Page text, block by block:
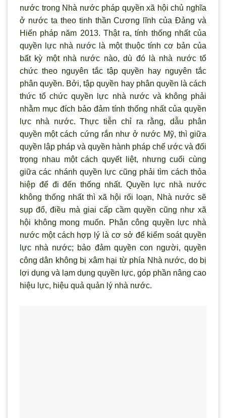
nước trong Nhà nước pháp quyền xã hội chủ nghĩa
ở nước ta theo tinh thần Cương lĩnh của Đảng và
Hiến pháp năm 2013. Thật ra, tính thống nhất của
quyền lực nhà nước là một thuộc tính cơ bản của
bất kỳ một nhà nước nào, dù đó là nhà nước tổ
chức theo nguyên tắc tập quyền hay nguyên tắc
phân quyền. Bởi, tập quyền hay phân quyền là cách
thức tổ chức quyền lực nhà nước và không phải
nhằm mục đích bảo đảm tính thống nhất của quyền
lực nhà nước. Thực tiễn chỉ ra rằng, dẫu phân
quyền một cách cứng rắn như ở nước Mỹ, thì giữa
quyền lập pháp và quyền hành pháp chế ước và đối
trọng nhau một cách quyết liệt, nhưng cuối cùng
giữa các nhánh quyền lực cũng phải tìm cách thỏa
hiệp để đi đến thống nhất. Quyền lực nhà nước
không thống nhất thì xã hội rối loạn, Nhà nước sẽ
sụp đổ, điều mà giai cấp cầm quyền cũng như xã
hội không mong muốn. Phân công quyền lực nhà
nước một cách hợp lý là cơ sở để kiểm soát quyền
lực nhà nước; bảo đảm quyền con người, quyền
công dân không bị xâm hại từ phía Nhà nước, do bị
lợi dụng và lạm dụng quyền lực, góp phần nâng cao
hiệu lực, hiệu quả quản lý nhà nước.